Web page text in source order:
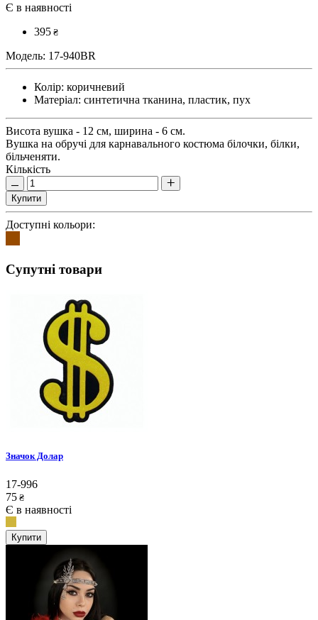
Є в наявності
395 ₴
Модель: 17-940BR
Колір: коричневий
Матеріал: синтетична тканина, пластик, пух
Висота вушка - 12 см, ширина - 6 см.
Вушка на обручі для карнавального костюма білочки, білки,
більченяти.
Кількість
Купити
Доступні кольори:
Супутні товари
Значок Долар
17-996
75 ₴
Є в наявності
Купити